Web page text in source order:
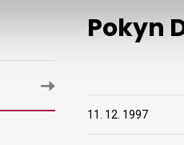
Pokyn
11. 12. 1997